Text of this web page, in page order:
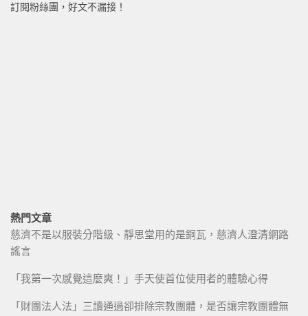
訂閱粉絲團，好文不漏接！
熱門文章
慈濟不是以服裝分階級、靜思堂用的是銅瓦，慈濟人澄清網路
謠言
「我第一次感覺這麼爽！」手天使首位使用者的體驗心得
「財團法人法」三讀通過卻排除宗教團體，是否讓宗教團體無